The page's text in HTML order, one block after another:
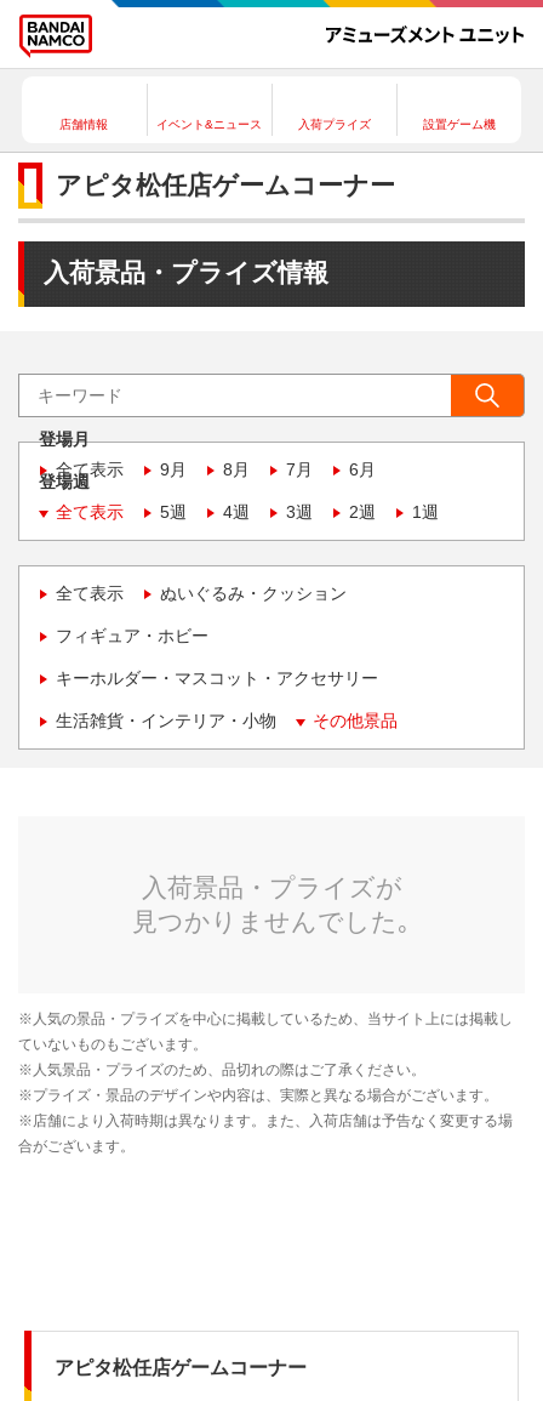
店舗情報 イベント&ニュース 入荷プライズ 設置ゲーム機
アピタ松任店ゲームコーナー
入荷景品・プライズ情報
登場月
全て表示
9月 8月 7月 6月
登場週
全て表示
5週 4週 3週 2週 1週
全て表示 ぬいぐるみ・クッション
フィギュア・ホビー
キーホルダー・マスコット・アクセサリー
生活雑貨・インテリア・小物 その他景品
アピタ松任店ゲームコーナー